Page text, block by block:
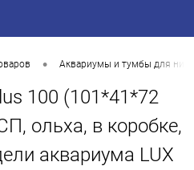
• Аквариумы и тумбы для них
100 (101*41*72
ольха, в коробке,
аквариума LUX